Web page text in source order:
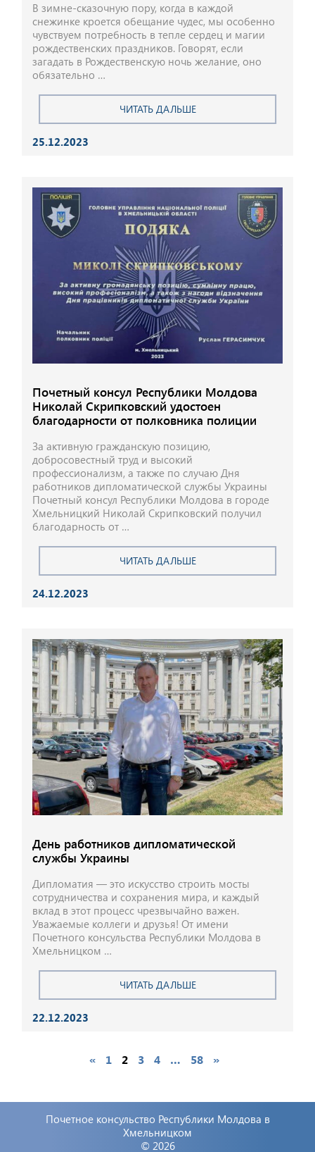
В зимне-сказочную пору, когда в каждой
снежинке кроется обещание чудес, мы особенно
чувствуем потребность в тепле сердец и магии
рождественских праздников. Говорят, если
загадать в Рождественскую ночь желание, оно
обязательно …
25.12.2023
ЧИТАТЬ ДАЛЬШЕ
Почетный консул Республики Молдова
Николай Скрипковский удостоен
благодарности от полковника полиции
За активную гражданскую позицию,
добросовестный труд и высокий
профессионализм, а также по случаю Дня
работников дипломатической службы Украины
Почетный консул Республики Молдова в городе
Хмельницкий Николай Скрипковский получил
благодарность от …
24.12.2023
ЧИТАТЬ ДАЛЬШЕ
День работников дипломатической
службы Украины
Дипломатия — это искусство строить мосты
сотрудничества и сохранения мира, и каждый
вклад в этот процесс чрезвычайно важен.
Уважаемые коллеги и друзья! От имени
Почетного консульства Республики Молдова в
Хмельницком …
22.12.2023
ЧИТАТЬ ДАЛЬШЕ
« 1 2 3 4 … 58 »
Почетное консульство Республики Молдова в
Хмельницком
© 2026